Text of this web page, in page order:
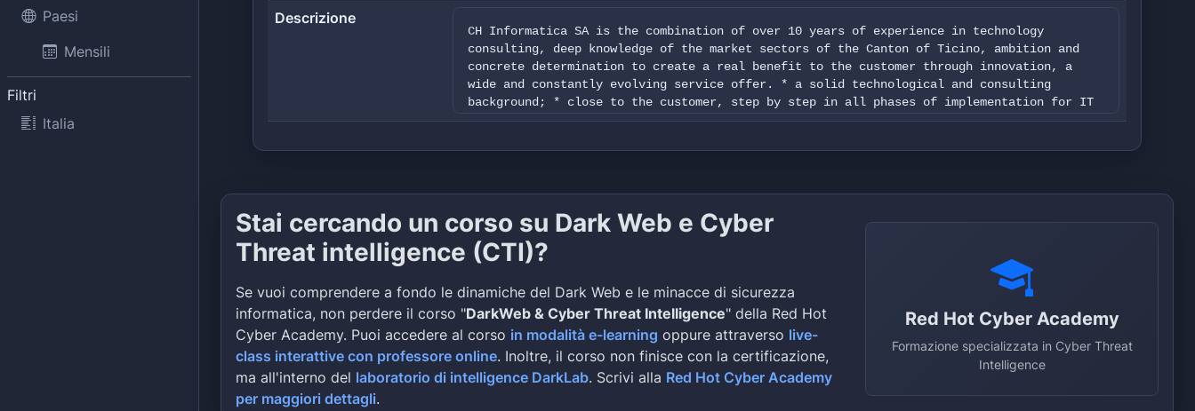
Paesi
Mensili
Filtri
Italia
Descrizione
CH Informatica SA is the combination of over 10 years of experience in technology
consulting, deep knowledge of the market sectors of the Canton of Ticino, ambition and
concrete determination to create a real benefit to the customer through innovation, a
wide and constantly evolving service offer. * a solid technological and consulting
background; * close to the customer, step by step in all phases of implementation for IT
projects; * decisive for the customer and for their most suitable choices to develop
trendsXXXXwww.chinformatica.ch/
Stai cercando un corso su Dark Web e Cyber
Threat intelligence (CTI)?
Se vuoi comprendere a fondo le dinamiche del Dark Web e le minacce di sicurezza
informatica, non perdere il corso "DarkWeb & Cyber Threat Intelligence" della Red Hot
Cyber Academy. Puoi accedere al corso in modalità e-learning oppure attraverso live-
class interattive con professore online. Inoltre, il corso non finisce con la certificazione,
ma all'interno del laboratorio di intelligence DarkLab. Scrivi alla Red Hot Cyber Academy
per maggiori dettagli.
Red Hot Cyber Academy
Formazione specializzata in Cyber Threat
Intelligence